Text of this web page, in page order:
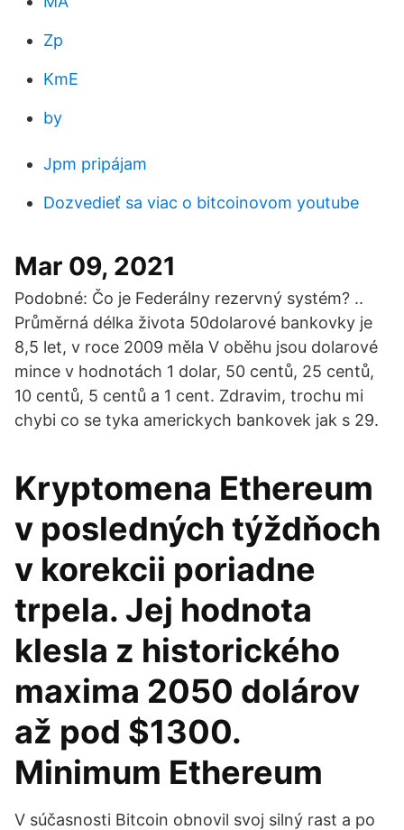
Zp
KmE
by
Jpm pripájam
Dozvedieť sa viac o bitcoinovom youtube
Mar 09, 2021
Podobné: Čo je Federálny rezervný systém? ..
Průměrná délka života 50dolarové bankovky je
8,5 let, v roce 2009 měla V oběhu jsou dolarové
mince v hodnotách 1 dolar, 50 centů, 25 centů,
10 centů, 5 centů a 1 cent. Zdravim, trochu mi
chybi co se tyka americkych bankovek jak s 29.
Kryptomena Ethereum
v posledných týždňoch
v korekcii poriadne
trpela. Jej hodnota
klesla z historického
maxima 2050 dolárov
až pod $1300.
Minimum Ethereum
V súčasnosti Bitcoin obnovil svoj silný rast a po